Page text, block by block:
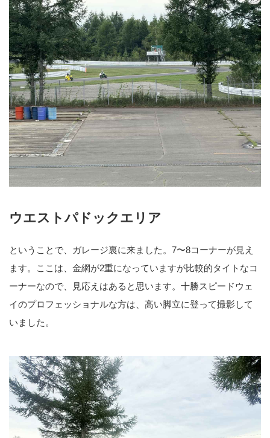
ウエストパドックエリア
ということで、ガレージ裏に来ました。7〜8コーナーが見え
ます。ここは、金網が2重になっていますが比較的タイトなコ
ーナーなので、見応えはあると思います。十勝スピードウェ
イのプロフェッショナルな方は、高い脚立に登って撮影して
いました。